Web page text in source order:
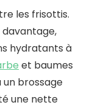
les frisottis.
hydratants à
et baumes
un brossage
une nette